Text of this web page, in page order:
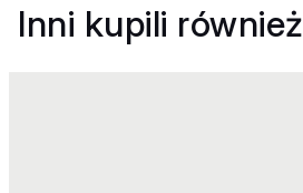
Inni kupili również